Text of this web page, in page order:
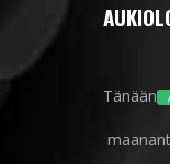
Tänään